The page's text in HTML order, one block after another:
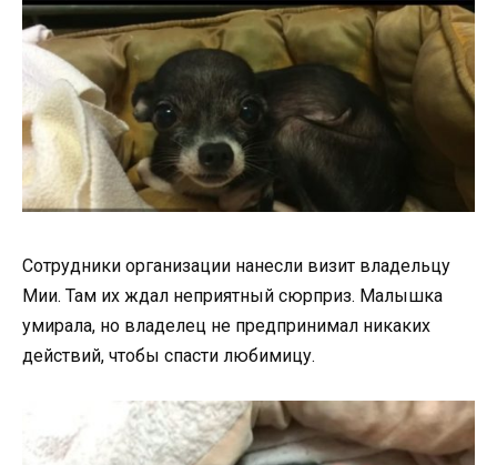
Сотрудники организации нанесли визит владельцу
Мии. Там их ждал неприятный сюрприз. Малышка
умирала, но владелец не предпринимал никаких
действий, чтобы спасти любимицу.